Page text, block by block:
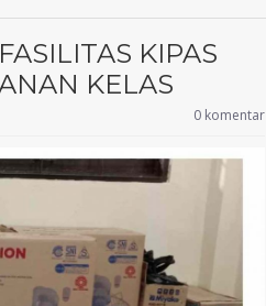
KIPAS
KELAS
0 komentar